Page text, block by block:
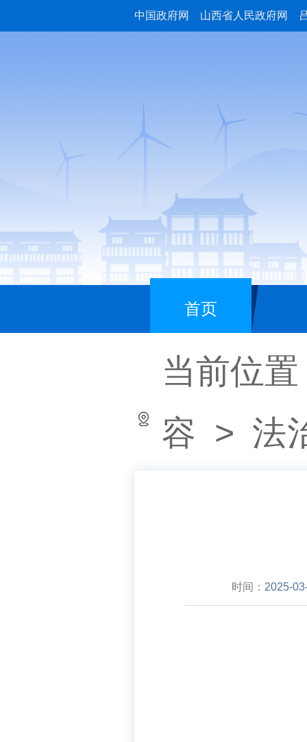
中国政府网 山西省人民政府网
首页
当前位
容 > 法
时间： 2025-